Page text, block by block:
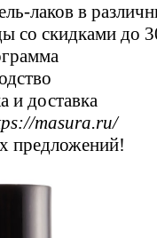
лаков в
со скидками до
и доставка
masura.ru/
предложений!